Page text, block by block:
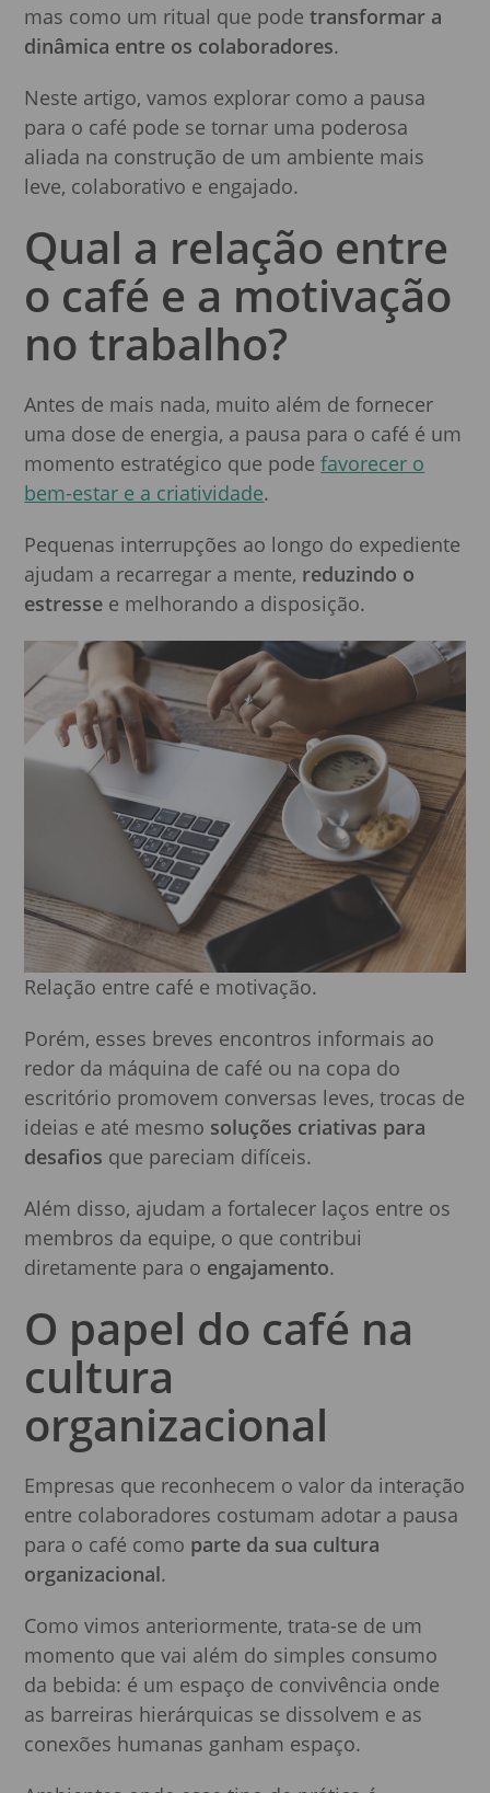
mas como um ritual que podetransformar a
dinâmica entre os colaboradores.
Neste artigo, vamos explorar como a pausa
para o café pode se tornar uma poderosa
aliada na construção de um ambiente mais
leve, colaborativo e engajado.
Qual a relação entre
o café e a motivação
no trabalho?
Antes de mais nada, muito além de fornecer
uma dose de energia, a pausa para o café é um
momento estratégico que podefavorecer o
bem-estar e a criatividade.
Pequenas interrupções ao longo do expediente
ajudam a recarregar a mente, reduzindo o
estresse e melhorando a disposição.
Relação entre café e motivação.
Porém, esses breves encontros informais ao
redor da máquina de café ou na copa do
escritório promovem conversas leves, trocas de
ideias e até mesmo soluções criativas para
desafios que pareciam difíceis.
Além disso, ajudam a fortalecer laços entre os
membros da equipe, o que contribui
diretamente para o engajamento.
O papel do café na
cultura
organizacional
Empresas que reconhecem o valor da interação
entre colaboradores costumam adotar a pausa
para o café como parte da sua cultura
organizacional.
Como vimos anteriormente, trata-se de um
momento que vai além do simples consumo
da bebida: é um espaço de convivência onde
as barreiras hierárquicas se dissolvem e as
conexões humanas ganham espaço.